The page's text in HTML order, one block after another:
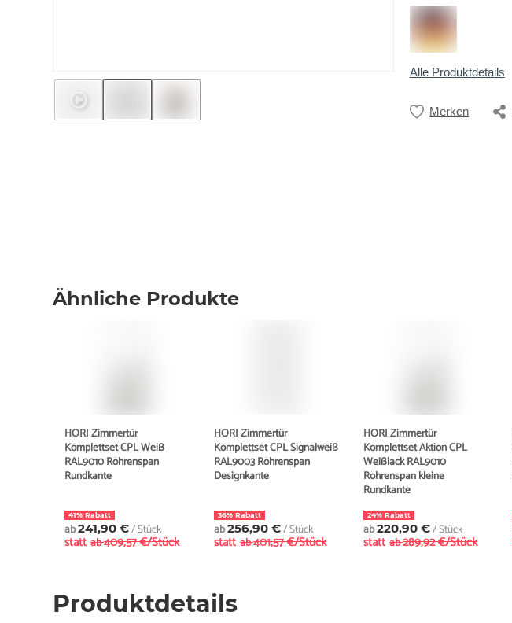
Alle Produktdetails
Merken
Ähnliche Produkte
HORI Zimmertür
Komplettset CPL Weiß
RAL9010 Röhrenspan
Rundkante
41% Rabatt
ab241,90 €/ Stück
statt ab409,57 €/Stück
HORI Zimmertür
Komplettset CPL Signalweiß
RAL9003 Röhrenspan
Designkante
36% Rabatt
ab256,90 €/ Stück
statt ab401,57 €/Stück
HORI Zimmertür
Komplettset Aktion CPL
Weißlack RAL9010
Röhrenspan kleine
Rundkante
24% Rabatt
ab220,90 €/ Stück
statt ab289,92 €/Stück
Produktdetails